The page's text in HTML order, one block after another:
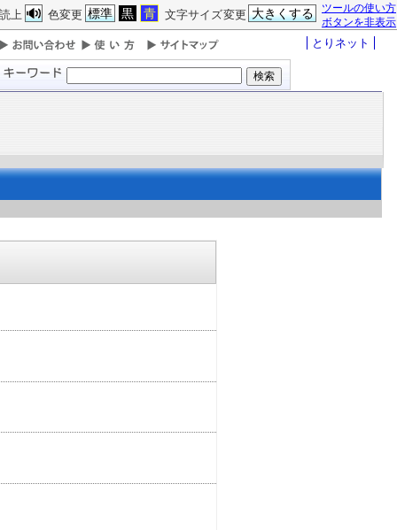
ツールの使い方
ボタンを非表示
文字サイズ変更 大きくする
色変更 標準 黒 青
読上
とりネット